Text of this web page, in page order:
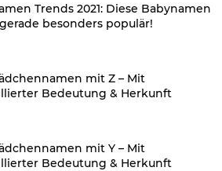
Trends 2021: Diese Babynamen
besonders populär!
mit Z – Mit
Bedeutung & Herkunft
mit Y – Mit
Bedeutung & Herkunft